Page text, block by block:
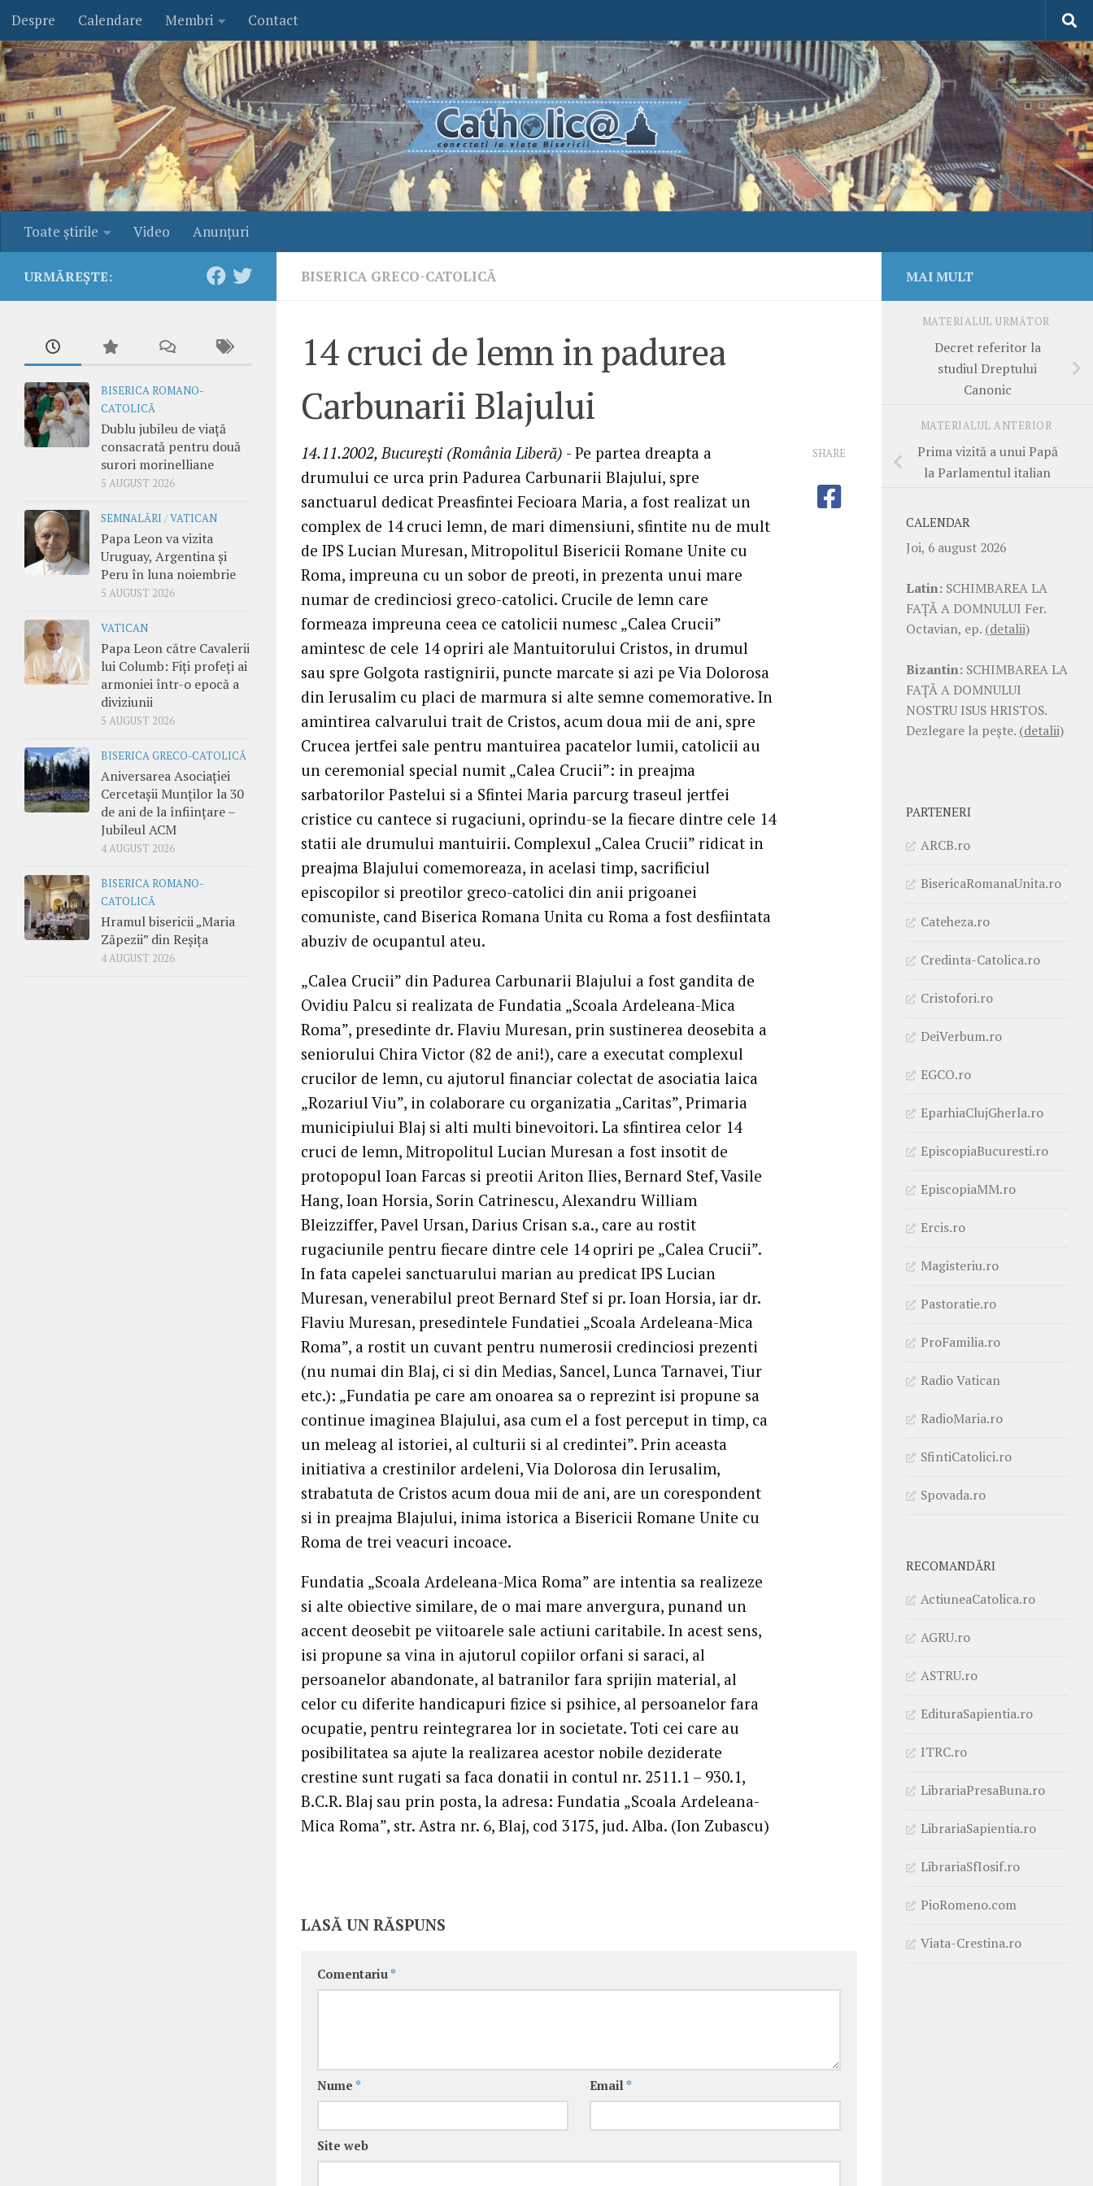
Skip to content
Despre Calendare Membri Contact
Toate ştirile Video Anunţuri
BISERICA GRECO-CATOLICĂ
14 cruci de lemn in padurea
Carbunarii Blajului
14.11.2002, Bucureşti (România Liberă) - Pe partea dreapta a
drumului ce urca prin Padurea Carbunarii Blajului, spre
sanctuarul dedicat Preasfintei Fecioara Maria, a fost realizat un
complex de 14 cruci lemn, de mari dimensiuni, sfintite nu de mult
de IPS Lucian Muresan, Mitropolitul Bisericii Romane Unite cu
Roma, impreuna cu un sobor de preoti, in prezenta unui mare
numar de credinciosi greco-catolici. Crucile de lemn care
formeaza impreuna ceea ce catolicii numesc „Calea Crucii”
amintesc de cele 14 opriri ale Mantuitorului Cristos, in drumul
sau spre Golgota rastignirii, puncte marcate si azi pe Via Dolorosa
din Ierusalim cu placi de marmura si alte semne comemorative. In
amintirea calvarului trait de Cristos, acum doua mii de ani, spre
Crucea jertfei sale pentru mantuirea pacatelor lumii, catolicii au
un ceremonial special numit „Calea Crucii”: in preajma
sarbatorilor Pastelui si a Sfintei Maria parcurg traseul jertfei
cristice cu cantece si rugaciuni, oprindu-se la fiecare dintre cele 14
statii ale drumului mantuirii. Complexul „Calea Crucii” ridicat in
preajma Blajului comemoreaza, in acelasi timp, sacrificiul
episcopilor si preotilor greco-catolici din anii prigoanei
comuniste, cand Biserica Romana Unita cu Roma a fost desfiintata
abuziv de ocupantul ateu.
„Calea Crucii” din Padurea Carbunarii Blajului a fost gandita de
Ovidiu Palcu si realizata de Fundatia „Scoala Ardeleana-Mica
Roma”, presedinte dr. Flaviu Muresan, prin sustinerea deosebita a
seniorului Chira Victor (82 de ani!), care a executat complexul
crucilor de lemn, cu ajutorul financiar colectat de asociatia laica
„Rozariul Viu”, in colaborare cu organizatia „Caritas”, Primaria
municipiului Blaj si alti multi binevoitori. La sfintirea celor 14
cruci de lemn, Mitropolitul Lucian Muresan a fost insotit de
protopopul Ioan Farcas si preotii Ariton Ilies, Bernard Stef, Vasile
Hang, Ioan Horsia, Sorin Catrinescu, Alexandru William
Bleizziffer, Pavel Ursan, Darius Crisan s.a., care au rostit
rugaciunile pentru fiecare dintre cele 14 opriri pe „Calea Crucii”.
In fata capelei sanctuarului marian au predicat IPS Lucian
Muresan, venerabilul preot Bernard Stef si pr. Ioan Horsia, iar dr.
Flaviu Muresan, presedintele Fundatiei „Scoala Ardeleana-Mica
Roma”, a rostit un cuvant pentru numerosii credinciosi prezenti
(nu numai din Blaj, ci si din Medias, Sancel, Lunca Tarnavei, Tiur
etc.): „Fundatia pe care am onoarea sa o reprezint isi propune sa
continue imaginea Blajului, asa cum el a fost perceput in timp, ca
un meleag al istoriei, al culturii si al credintei”. Prin aceasta
initiativa a crestinilor ardeleni, Via Dolorosa din Ierusalim,
strabatuta de Cristos acum doua mii de ani, are un corespondent
si in preajma Blajului, inima istorica a Bisericii Romane Unite cu
Roma de trei veacuri incoace.
Fundatia „Scoala Ardeleana-Mica Roma” are intentia sa realizeze
si alte obiective similare, de o mai mare anvergura, punand un
accent deosebit pe viitoarele sale actiuni caritabile. In acest sens,
isi propune sa vina in ajutorul copiilor orfani si saraci, al
persoanelor abandonate, al batranilor fara sprijin material, al
celor cu diferite handicapuri fizice si psihice, al persoanelor fara
ocupatie, pentru reintegrarea lor in societate. Toti cei care au
posibilitatea sa ajute la realizarea acestor nobile deziderate
crestine sunt rugati sa faca donatii in contul nr. 2511.1 – 930.1,
B.C.R. Blaj sau prin posta, la adresa: Fundatia „Scoala Ardeleana-
Mica Roma”, str. Astra nr. 6, Blaj, cod 3175, jud. Alba. (Ion Zubascu)
SHARE
LASĂ UN RĂSPUNS
Comentariu *
Nume * Email *
Site web
URMĂREȘTE:
BISERICA ROMANO-
CATOLICĂ
Dublu jubileu de viață
consacrată pentru două
surori morinelliane
5 AUGUST 2026
SEMNALĂRI /VATICAN
Papa Leon va vizita
Uruguay, Argentina și
Peru în luna noiembrie
5 AUGUST 2026
VATICAN
Papa Leon către Cavalerii
lui Columb: Fiți profeți ai
armoniei într-o epocă a
diviziunii
5 AUGUST 2026
BISERICA GRECO-CATOLICĂ
Aniversarea Asociației
Cercetașii Munților la 30
de ani de la înființare –
Jubileul ACM
4 AUGUST 2026
BISERICA ROMANO-
CATOLICĂ
Hramul bisericii „Maria
Zăpezii” din Reșița
4 AUGUST 2026
MAI MULT
MATERIALUL URMĂTOR
Decret referitor la
studiul Dreptului
Canonic
MATERIALUL ANTERIOR
Prima vizită a unui Papă
la Parlamentul italian
CALENDAR
Joi, 6 august 2026
Latin: SCHIMBAREA LA
FAŢĂ A DOMNULUI Fer.
Octavian, ep. (detalii)
Bizantin: SCHIMBAREA LA
FAŢĂ A DOMNULUI
NOSTRU ISUS HRISTOS.
Dezlegare la pește. (detalii)
PARTENERI
ARCB.ro
BisericaRomanaUnita.ro
Cateheza.ro
Credinta-Catolica.ro
Cristofori.ro
DeiVerbum.ro
EGCO.ro
EparhiaClujGherla.ro
EpiscopiaBucuresti.ro
EpiscopiaMM.ro
Ercis.ro
Magisteriu.ro
Pastoratie.ro
ProFamilia.ro
Radio Vatican
RadioMaria.ro
SfintiCatolici.ro
Spovada.ro
RECOMANDĂRI
ActiuneaCatolica.ro
AGRU.ro
ASTRU.ro
EdituraSapientia.ro
ITRC.ro
LibrariaPresaBuna.ro
LibrariaSapientia.ro
LibrariaSfIosif.ro
PioRomeno.com
Viata-Crestina.ro